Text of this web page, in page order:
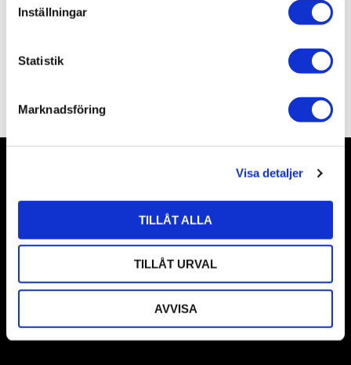
a
Inställningar
Statistik
Marknadsföring
Visa detaljer
TILLÅT ALLA
TILLÅT URVAL
AVVISA
Nyhetsbrev
Prenumerera